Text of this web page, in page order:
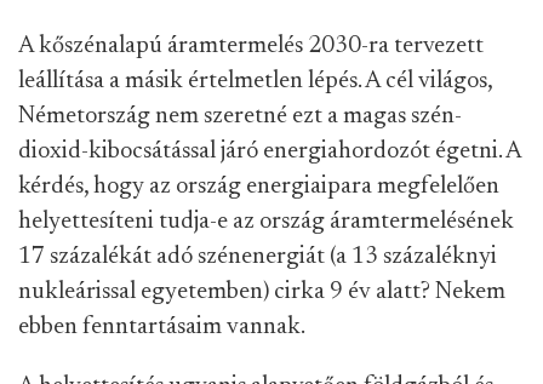
A kőszénalapú áramtermelés 2030-ra tervezett
leállítása a másik értelmetlen lépés. A cél világos,
Németország nem szeretné ezt a magas szén-
dioxid-kibocsátással járó energiahordozót égetni. A
kérdés, hogy az ország energiaipara megfelelően
helyettesíteni tudja-e az ország áramtermelésének
17 százalékát adó szénenergiát (a 13 százaléknyi
nukleárissal egyetemben) cirka 9 év alatt? Nekem
ebben fenntartásaim vannak.